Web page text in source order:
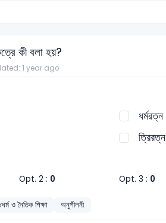
কী বলা হয়?
1 year ago
ধর্মরত্ন
ত্রিরত্ন
Opt. 2 : 0 Opt. 3 : 0
ও নৈতিক শিক্ষা অনুশীলনী